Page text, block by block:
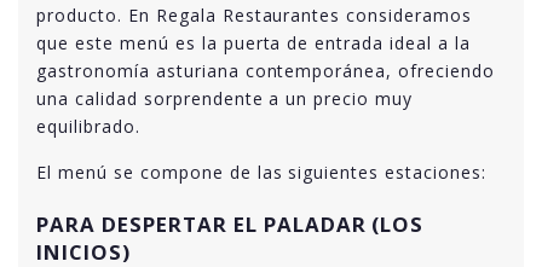
producto. En Regala Restaurantes consideramos
que este menú es la puerta de entrada ideal a la
gastronomía asturiana contemporánea, ofreciendo
una calidad sorprendente a un precio muy
equilibrado.
El menú se compone de las siguientes estaciones:
PARA DESPERTAR EL PALADAR (LOS
INICIOS)